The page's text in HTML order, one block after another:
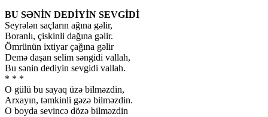
BU SƏNİN DEDİYİN SEVGİDİ
Seyrələn saçların ağına gəlir,
Boranlı, çiskinli dağına gəlir.
Ömrünün ixtiyar çağına gəlir
Demə daşan selim səngidi vallah,
Bu sənin dediyin sevgidi vallah.
* * *
O gülü bu sayaq üzə bilməzdin,
Arxayın, təmkinli gəzə bilməzdin.
O boyda sevincə dözə bilməzdin